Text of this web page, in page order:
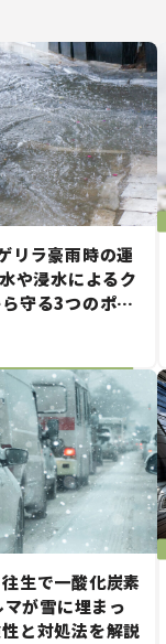
リラ豪雨時の運
や浸水によるク
守る3つのポイ
生で一酸化炭素
が雪に埋まっ
と対処法を解説